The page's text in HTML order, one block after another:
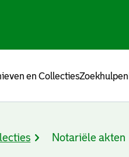
en CollectiesZoekhulpen
Notariële akten